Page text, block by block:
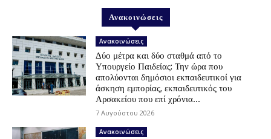
Ανακοινώσεις
Ανακοινώσεις
Δύο μέτρα και δύο σταθμά από το
Υπουργείο Παιδείας: Την ώρα που
απολύονται δημόσιοι εκπαιδευτικοί για
άσκηση εμπορίας, εκπαιδευτικός του
Αρσακείου που επί χρόνια...
7 Αυγούστου 2026
Ανακοινώσεις